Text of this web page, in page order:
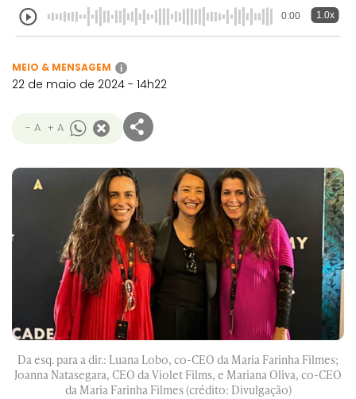
0:00 1.0x
MEIO & MENSAGEM i
22 de maio de 2024 - 14h22
- A + A
Da esq. para a dir.: Luana Lobo, co-CEO da Maria Farinha Filmes;
Joanna Natasegara, CEO da Violet Films, e Mariana Oliva, co-CEO
da Maria Farinha Filmes (crédito: Divulgação)